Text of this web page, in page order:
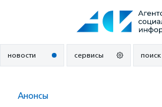
новости сервисы поиск
Анонсы